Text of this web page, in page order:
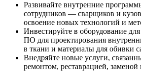
Развивайте внутренние
сотрудников — сварщиков и
освоение новых технологий и
Инвестируйте в оборудование
ПО для проектирования
в ткани и материалы для обивки
Внедряйте новые услуги,
ремонтом, реставрацией, заменой